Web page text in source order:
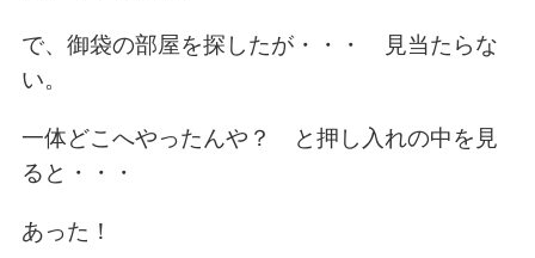
で、御袋の部屋を探したが・・・
見当たらな
い。
一体どこへやったんや？ と押し入れの中を見
ると・・・
あった！